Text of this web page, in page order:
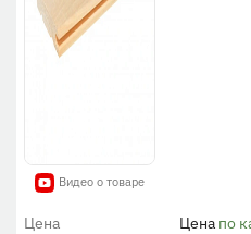
Видео о товаре
Цена Цена по